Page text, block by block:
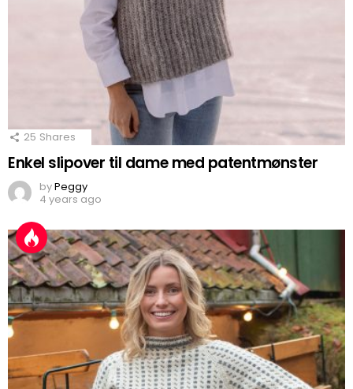
25 Shares
Enkel slipover til dame med patentmønster
byPeggy
4 years ago